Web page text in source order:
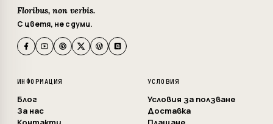
Floribus, non verbis.
С цветя, не с думи.
ИНФОРМАЦИЯ
Блог
За нас
УСЛОВИЯ
Условия за ползване
Доставка